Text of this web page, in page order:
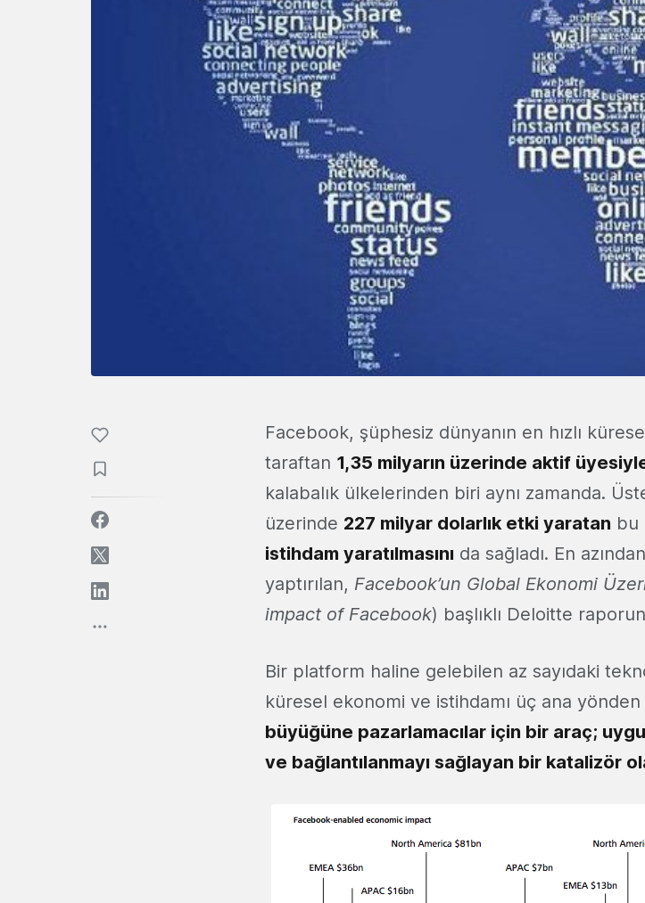
Facebook, şüphesiz dünyanın en hızlı
taraftan 1,35 milyarın üzerinde aktif
kalabalık ülkelerinden biri aynı zamanda.
üzerinde 227 milyar dolarlık etki yaratan bu
istihdam yaratılmasını da sağladı. En
yaptırılan, Facebook’un Global Ekonomi
impact of Facebook) başlıklı Deloitte
Bir platform haline gelebilen az sayıdaki
küresel ekonomi ve istihdamı üç ana
büyüğüne pazarlamacılar için bir araç;
ve bağlantılanmayı sağlayan bir katalizör